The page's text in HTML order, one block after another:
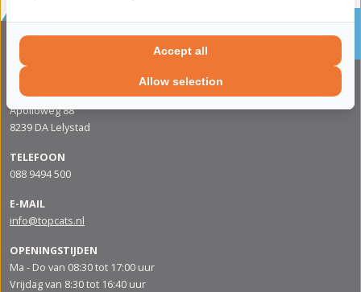
Sinds 2002 de specialist in katalysatoren en
roetfilters
CONTACTGEGVENS
ADRES
Apolloweg 88
8239 DA Lelystad
TELEFOON
088 9494 500
E-MAIL
info@topcats.nl
OPENINGSTIJDEN
Ma - Do van 08:30 tot 17:00 uur
Vrijdag van 8:30 tot 16:40 uur
Allow selection
Accept all